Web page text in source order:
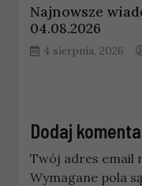
Najnowsze
04.08.2026
4 sierpnia, 2026
Dodaj
Twój adres email
Wymagane pola